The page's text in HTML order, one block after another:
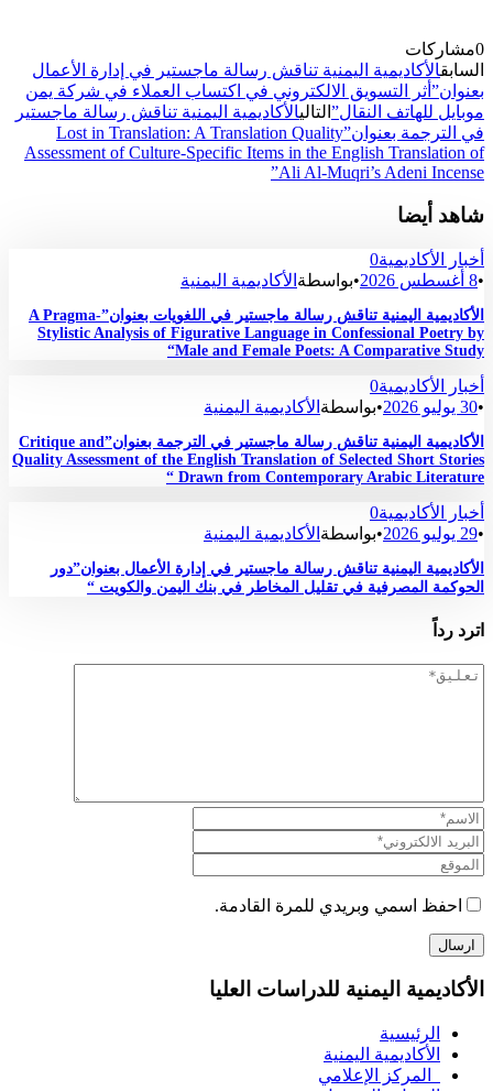
اليمنية تناقش رسالة ماجستير في إدارة الأعمال
التسويق الالكتروني في اكتساب العملاء في شركة يمن
النقال” التاليالأكاديمية اليمنية تناقش رسالة ماجستير
في الترجمة بعنوان”Lost in Translation: A Translation Quality
Assessment of Culture-Specific Items in the English
Ali Al-Muqri’s Adeni
0
•بواسطةالأكاديمية اليمنية
الأكاديمية اليمنية تناقش رسالة ماجستير في اللغويات بعنوان”A Pragma-
Stylistic Analysis of Figurative Language in Confessional
Male and Female Poets: A
0
•بواسطةالأكاديمية اليمنية
الأكاديمية اليمنية تناقش رسالة ماجستير في الترجمة بعنوان”Critique and
Quality Assessment of the English Translation of Selected
Drawn from Contemporary Arabic
0
•بواسطةالأكاديمية اليمنية
اليمنية تناقش رسالة ماجستير في إدارة الأعمال بعنوان”دور
في تقليل المخاطر في بنك اليمن والكويت “
اسمي وبريدي للمرة القادمة.
اليمنية للدراسات العليا
اليمنية
الإعلامي